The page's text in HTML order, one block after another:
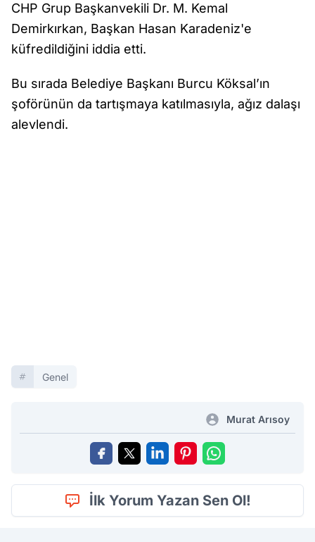
CHP Grup Başkanvekili Dr. M. Kemal
Demirkırkan, Başkan Hasan Karadeniz'e
küfredildiğini iddia etti.
Bu sırada Belediye Başkanı Burcu Köksal’ın
şoförünün da tartışmaya katılmasıyla, ağız dalaşı
alevlendi.
Genel
Murat Arısoy
İlk Yorum Yazan Sen Ol!